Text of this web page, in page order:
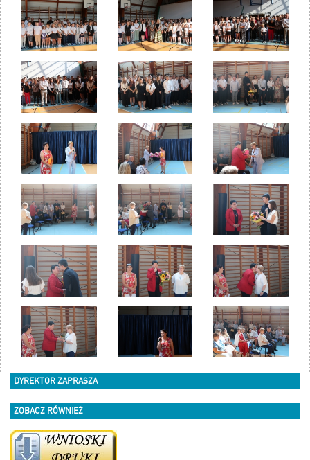
DYREKTOR ZAPRASZA
ZOBACZ RÓWNIEŻ